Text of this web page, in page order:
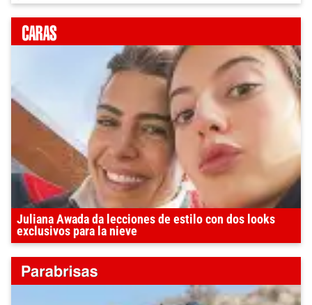
Juliana Awada da lecciones de estilo con dos looks
exclusivos para la nieve